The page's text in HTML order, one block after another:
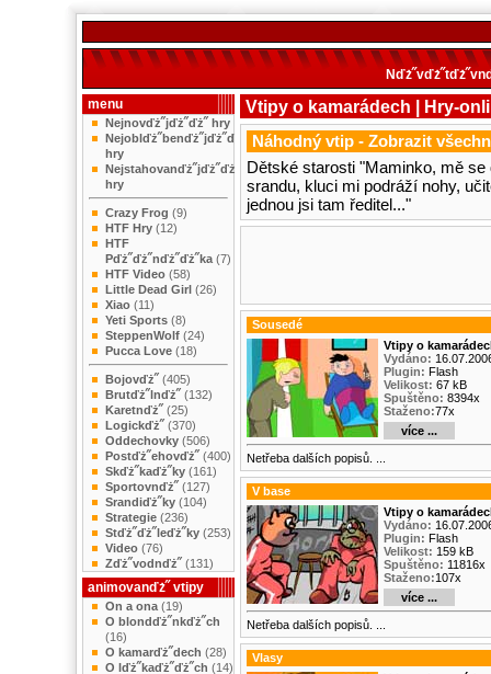
menu
Nejnovďż˝jďż˝ďż˝ hry
Nejoblďż˝benďż˝jďż˝ďż˝
hry
Nejstahovanďż˝jďż˝ďż˝
hry
Crazy Frog (9)
HTF Hry (12)
HTF
Pďż˝ďż˝nďż˝ďż˝ka (7)
HTF Video (58)
Little Dead Girl (26)
Xiao (11)
Yeti Sports (8)
SteppenWolf (24)
Pucca Love (18)
Bojovďż˝ (405)
Brutďż˝lnďż˝ (132)
Karetnďż˝ (25)
Logickďż˝ (370)
Oddechovky (506)
Postďż˝ehovďż˝ (400)
Skďż˝kaďż˝ky (161)
Sportovnďż˝ (127)
Srandiďż˝ky (104)
Strategie (236)
Stďż˝ďż˝leďż˝ky (253)
Video (76)
Zďż˝vodnďż˝ (131)
animovanďż˝ vtipy
On a ona (19)
O blondďż˝nkďż˝ch
(16)
O kamarďż˝dech (28)
O lďż˝kaďż˝ďż˝ch (14)
Vtipy o kamarádech | Hry-
Náhodný vtip - Zobrazit
Dětské starosti "Maminko, mě
srandu, kluci mi podráží nohy,
jednou jsi tam ředitel..."
Sousedé
Vtipy o
Vydáno:
Plugin: Flash
Velikost: 67 kB
Spuštěno: 8394x
Staženo:77x
více ...
Netřeba dalších popisů. ...
V base
Vtipy o
Vydáno:
Plugin: Flash
Velikost: 159 kB
Spuštěno: 11816x
Staženo:107x
více ...
Netřeba dalších popisů. ...
Vlasy